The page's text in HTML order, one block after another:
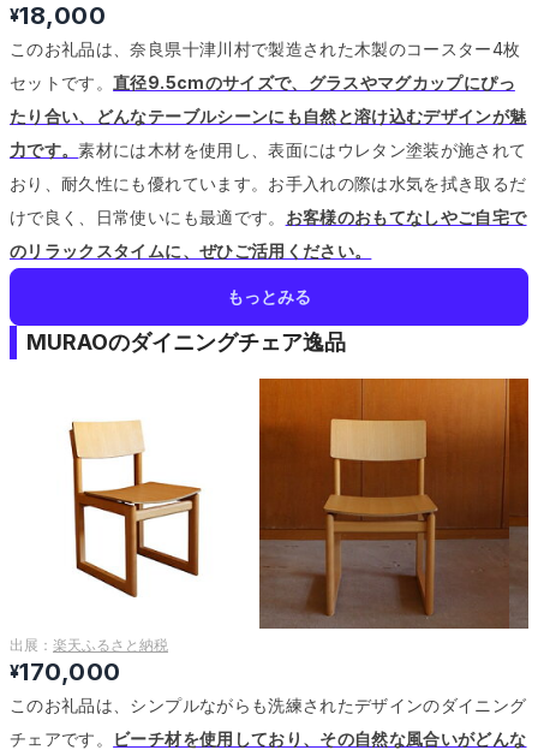
¥18,000
このお礼品は、奈良県十津川村で製造された木製のコースター4枚
セットです。直径9.5cmのサイズで、グラスやマグカップにぴっ
たり合い、どんなテーブルシーンにも自然と溶け込むデザインが魅
力です。素材には木材を使用し、表面にはウレタン塗装が施されて
おり、耐久性にも優れています。 お手入れの際は水気を拭き取るだ
けで良く、日常使いにも最適です。 お客様のおもてなしやご自宅で
のリラックスタイムに、ぜひご活用ください。
もっとみる
MURAOのダイニングチェア逸品
出展： 楽天ふるさと納税
¥170,000
このお礼品は、シンプルながらも洗練されたデザインのダイニング
チェアです。
ビーチ材を使用しており、その自然な風合いがどんな